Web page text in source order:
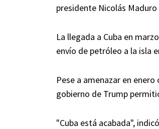
presidente Nicolás
La llegada a Cuba en
envío de petróleo a la isla
Pese a amenazar en
gobierno de Trump
"Cuba está acabada",